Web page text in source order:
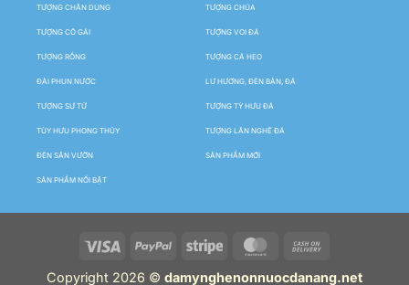
TƯỢNG CHÂN DUNG TƯỢNG CHÚA
TƯỢNG CÔ GÁI TƯỢNG VOI ĐÁ
TƯỢNG RỒNG TƯỢNG CÁ HEO
ĐÀI PHUN NƯỚC LƯ HƯƠNG, ĐÈN BÀN, ĐÁ
TƯỢNG SƯ TỬ TƯỢNG TỲ HƯU ĐÁ
TÙY HƯU PHONG THỦY TƯỢNG LÂN NGHÊ ĐÁ
ĐÈN SÂN VƯỜN SẢN PHẨM MỚI
SẢN PHẨM NỔI BẬT
Copyright 2026 © damynghenonnuocdanang.net